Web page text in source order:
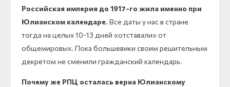
Российская империя до 1917-го жила именно при
Юлианском календаре. Все даты у нас в стране
тогда на целых 10-13 дней «отставали» от
общемировых. Пока большевики своим решительным
декретом не сменили гражданский календарь.
Почему же РПЦ осталась верна Юлианскому